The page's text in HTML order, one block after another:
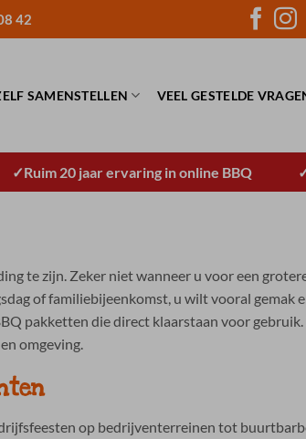
42
SAMENSTELLEN VEEL GESTELDE
Ruim 20 jaar ervaring in online BBQ
te zijn. Zeker niet wanneer u voor een
of familiebijeenkomst, u wilt vooral gemak
pakketten die direct klaarstaan voor
omgeving.
op bedrijventerreinen tot